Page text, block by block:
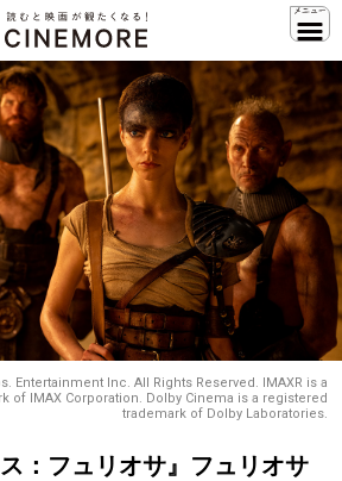
Entertainment Inc. All Rights Reserved. IMAXR is a
of IMAX Corporation. Dolby Cinema is a registered
trademark of Dolby Laboratories.
ス：フュリオサ』フュリオサ